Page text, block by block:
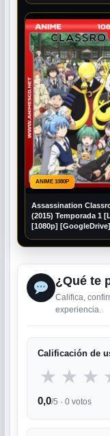
ANIME 1080P
Assassination
(2015) Temporada 1
[1080p] [GoogleDrive]
¿Qué te
Califica,
experiencia.
Calificación de
★ ★ ★
0,0/5 · 0 votos